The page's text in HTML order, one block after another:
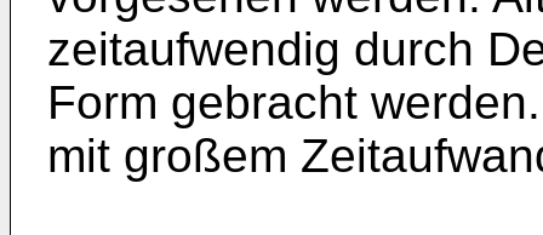
zeitaufwendig durch
Form gebracht
mit großem